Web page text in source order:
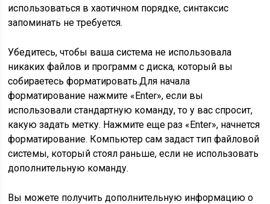
использоваться в хаотичном порядке, синтаксис
запоминать не требуется.
Убедитесь, чтобы ваша система не использовала
никаких файлов и программ с диска, который вы
собираетесь форматировать.Для начала
форматирование нажмите «Enter», если вы
использовали стандартную команду, то у вас спросит,
какую задать метку. Нажмите еще раз «Enter», начнется
форматирование. Компьютер сам задаст тип файловой
системы, который стоял раньше, если не использовать
дополнительную команду.
Вы можете получить дополнительную информацию о